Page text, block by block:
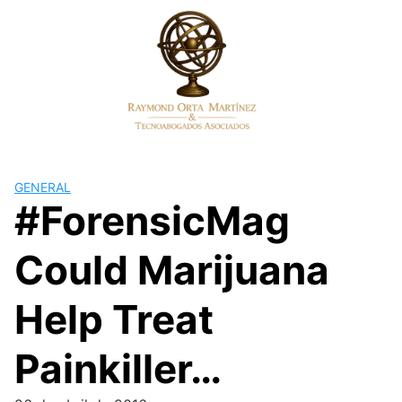
GENERAL
#ForensicMag
Could Marijuana
Help Treat
Painkiller…